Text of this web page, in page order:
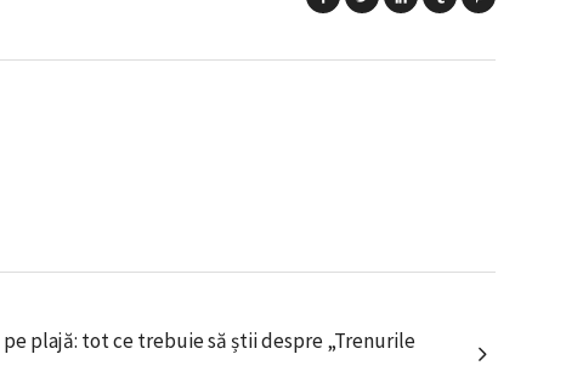
plajă: tot ce trebuie să știi despre „Trenurile